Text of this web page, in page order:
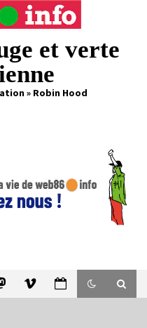
et verte
» Robin Hood